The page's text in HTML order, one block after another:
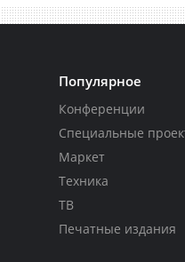
Популярное
Конференции
Специальные
Маркет
Техника
ТВ
Печатные издания